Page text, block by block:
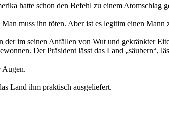
hatte schon den Befehl zu einem
muss ihn töten. Aber ist es legitim einen
im seinen Anfällen von Wut und gekränkter
Der Präsident lässt das Land „säubern“,
Augen.
Land ihm praktisch ausgeliefert.